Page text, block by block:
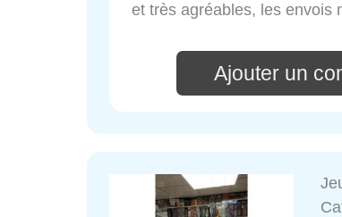
et très agréables, les envois
Ajouter un